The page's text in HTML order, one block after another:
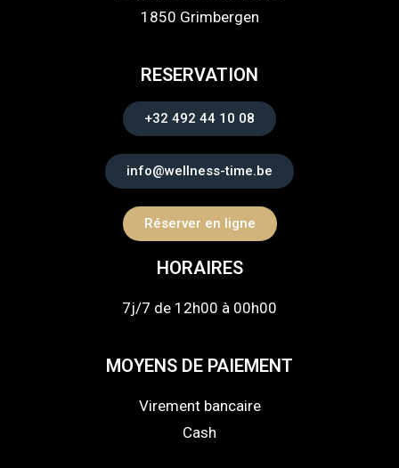
1850 Grimbergen
RESERVATION
+32 492 44 10 08
info@wellness-time.be
Réserver en ligne
HORAIRES
7j/7 de 12h00 à 00h00
MOYENS DE PAIEMENT
Virement bancaire
Cash